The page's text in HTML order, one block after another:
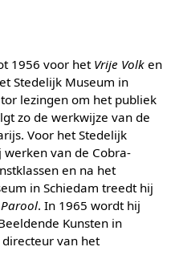
1956 voor het Vrije Volken
Stedelijk Museum in
lezingen om het publiek
zo de werkwijze van de
Voor het Stedelijk
van de Cobra-
en na het
in Schiedam treedt hij
. In 1965 wordt hij
Kunsten in
van het